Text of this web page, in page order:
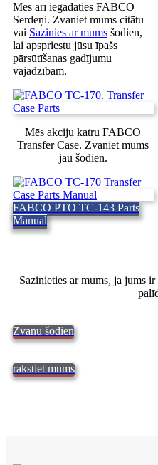
Mēs arī iegādāties FABCO
Serdeņi. Zvaniet mums citātu
vai Sazinies ar mums šodien,
lai apspriestu jūsu īpašs
pārsūtīšanas gadījumu
vajadzībām.
Mēs akciju katru FABCO
Transfer Case. Zvaniet mums
jau šodien.
FABCO PTO TC-143 Parts
Manual
Sazinieties ar mums, ja jums
Zvanu šodien
rakstiet mums